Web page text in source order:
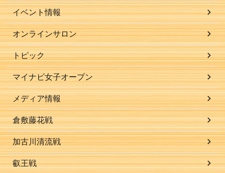
イベント情報
オンラインサロン
トピック
マイナビ女子オープン
メディア情報
倉敷藤花戦
加古川清流戦
叡王戦